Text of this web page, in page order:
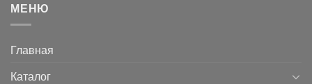
МЕНЮ
Главная
Каталог